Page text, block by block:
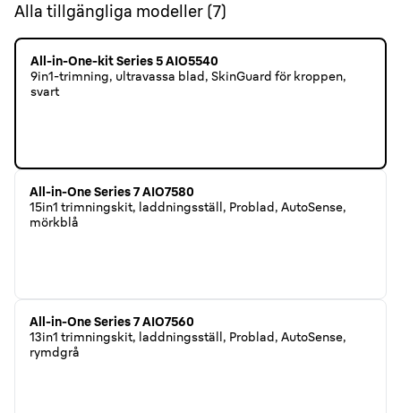
Alla tillgängliga modeller (7)
All-in-One-kit Series 5 AIO5540
9in1-trimning, ultravassa blad, SkinGuard för kroppen,
svart
All-in-One Series 7 AIO7580
15in1 trimningskit, laddningsställ, Problad, AutoSense,
mörkblå
All-in-One Series 7 AIO7560
13in1 trimningskit, laddningsställ, Problad, AutoSense,
rymdgrå